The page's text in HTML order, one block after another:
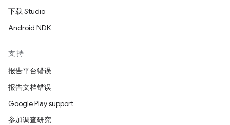
下载 Studio
Android NDK
支持
报告平台错误
报告文档错误
Google Play support
参加调查研究